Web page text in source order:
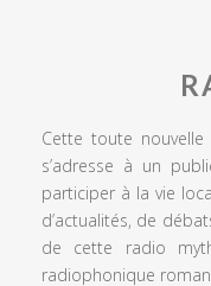
Cette toute
s’adresse à un
participer à la vie
d’actualités, de
de cette radio
radiophonique